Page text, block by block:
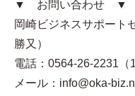
▼ お問い合わせ ▼
岡崎ビジネスサポート
勝又）
電話：0564-26-2231（
メール：info@oka-